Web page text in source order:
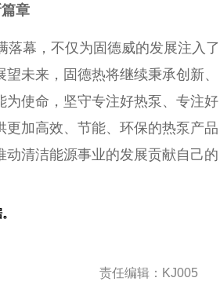
章
落幕，不仅为固德威的发展注入了
未来，固德热将继续秉承创新、
为使命 ，坚守专注好热泵、专注好
更加高效、节能、环保的热泵产品
动清洁能源事业的发展贡献自己的
责任编辑：KJ005